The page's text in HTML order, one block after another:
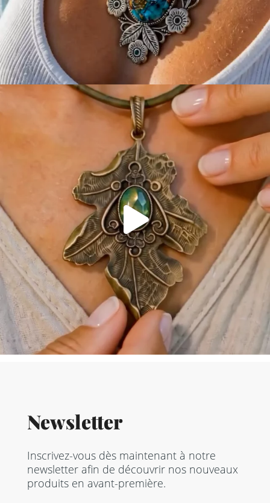
Newsletter
Inscrivez-vous dès maintenant à notre
newsletter afin de découvrir nos nouveaux
produits en avant-première.